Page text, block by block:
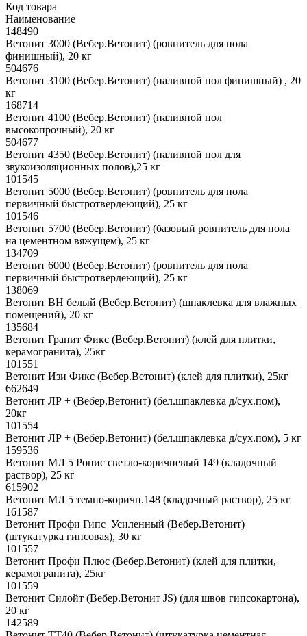
Код товара
Наименование
148490
Ветонит 3000 (Вебер.Ветонит) (ровнитель для пола
финишный), 20 кг
504676
Ветонит 3100 (Вебер.Ветонит) (наливной пол финишный) , 20
кг
168714
Ветонит 4100 (Вебер.Ветонит) (наливной пол
высокопрочный), 20 кг
504677
Ветонит 4350 (Вебер.Ветонит) (наливной пол для
звукоизоляционных полов),25 кг
101545
Ветонит 5000 (Вебер.Ветонит) (ровнитель для пола
первичный быстротвердеющий), 25 кг
101546
Ветонит 5700 (Вебер.Ветонит) (базовый ровнитель для пола
на цементном вяжущем), 25 кг
134709
Ветонит 6000 (Вебер.Ветонит) (ровнитель для пола
первичный быстротвердеющий), 25 кг
138069
Ветонит ВН белый (Вебер.Ветонит) (шпаклевка для влажных
помещений), 20 кг
135684
Ветонит Гранит Фикс (Вебер.Ветонит) (клей для плитки,
керамогранита), 25кг
101551
Ветонит Изи Фикс (Вебер.Ветонит) (клей для плитки), 25кг
662649
Ветонит ЛР + (Вебер.Ветонит) (бел.шпаклевка д/сух.пом),
20кг
101554
Ветонит ЛР + (Вебер.Ветонит) (бел.шпаклевка д/сух.пом), 5 кг
159536
Ветонит МЛ 5 Ропис светло-коричневый 149 (кладочный
раствор), 25 кг
615902
Ветонит МЛ 5 темно-коричн.148 (кладочный раствор), 25 кг
161587
Ветонит Профи Гипс Усиленный (Вебер.Ветонит)
(штукатурка гипсовая), 30 кг
101557
Ветонит Профи Плюс (Вебер.Ветонит) (клей для плитки,
керамогранита), 25кг
101559
Ветонит Силойт (Вебер.Ветонит JS) (для швов гипсокартона),
20 кг
142589